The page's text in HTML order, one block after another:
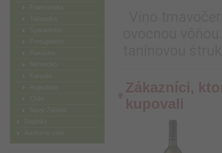
Francúzsko
Taliansko
Španielsko
Portugalsko
Rakúsko
Nemecko
Kanada
Argentina
Chile
Nový Zéland
Doplnky
Archívne víno
Zákazníci,
kupovali